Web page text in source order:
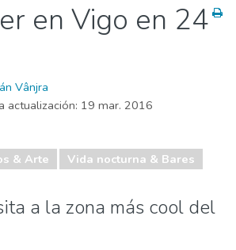
Museos & Arte
en Vigo en 24
Vânjra
actualización: 19 mar. 2016
& Arte Vida nocturna & Bares
a la zona más cool del